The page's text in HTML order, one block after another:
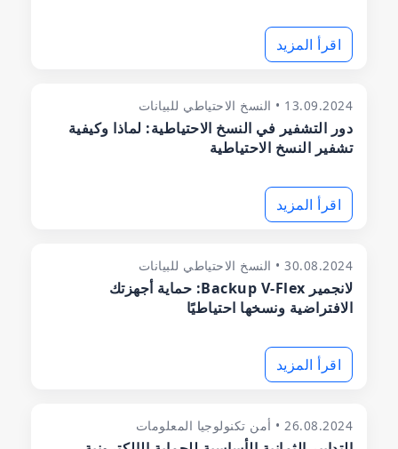
اقرأ المزيد
13.09.2024 • النسخ الاحتياطي للبيانات
دور التشفير في النسخ الاحتياطية: لماذا وكيفية
تشفير النسخ الاحتياطية
اقرأ المزيد
30.08.2024 • النسخ الاحتياطي للبيانات
لانجمير Backup V-Flex: حماية أجهزتك
الافتراضية ونسخها احتياطيًا
اقرأ المزيد
26.08.2024 • أمن تكنولوجيا المعلومات